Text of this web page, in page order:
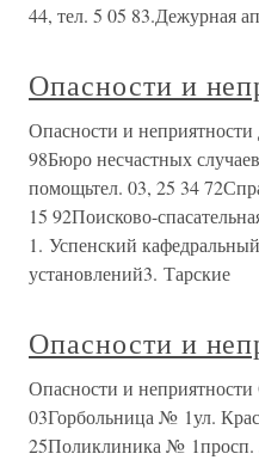
44, тел. 5 05 83.Дежурная
Опасности и
Опасности и
98Бюро несчастных
помощьтел. 03, 25 34
15 92Поисково-
1. Успенский
установлений3. Тарские
Опасности и
Опасности и
03Горбольница № 1ул.
25Поликлиника № 1просп.